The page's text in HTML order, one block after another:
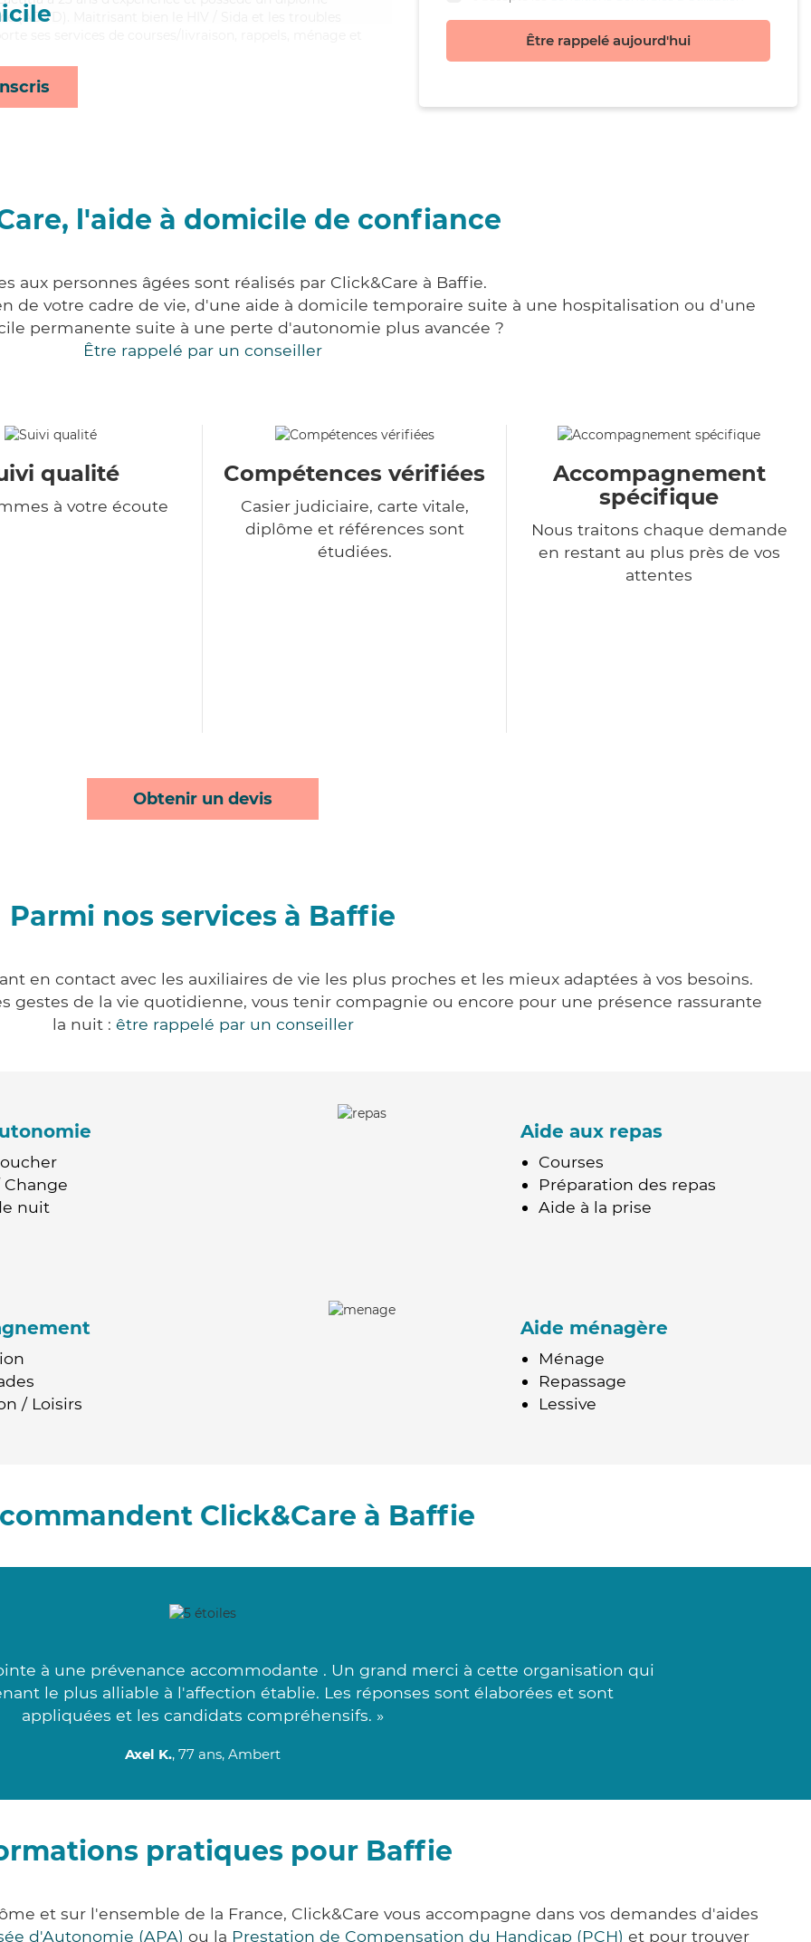
(ADVD). Maitrisant bien le HIV / Sida et les troubles
Être rappelé aujourd'hui
l'aide à domicile de confiance
aux personnes âgées sont réalisés par Click&Care à Baffie.
de votre cadre de vie, d'une aide à domicile temporaire suite à une hospitalisation ou d'une
permanente suite à une perte d'autonomie plus avancée ?
Être rappelé par un conseiller
qualité
à votre écoute
Compétences vérifiées
Casier judiciaire, carte vitale,
diplôme et références sont
étudiées.
Accompagnement
spécifique
Nous traitons chaque demande
en restant au plus près de vos
attentes
Obtenir un devis
Parmi nos services à Baffie
en contact avec les auxiliaires de vie les plus proches et les mieux adaptées à vos besoins.
gestes de la vie quotidienne, vous tenir compagnie ou encore pour une présence rassurante
la nuit : être rappelé par un conseiller
nuit
Aide aux repas
Courses
Préparation des repas
Aide à la prise
/ Loisirs
Aide ménagère
Ménage
Repassage
Lessive
Click&Care à Baffie
à une prévenance accommodante . Un grand merci à cette organisation qui
le plus alliable à l'affection établie. Les réponses sont élaborées et sont
appliquées et les candidats compréhensifs. »
Axel K., 77 ans, Ambert
pratiques pour Baffie
et sur l'ensemble de la France, Click&Care vous accompagne dans vos demandes d'aides
d'Autonomie (APA) ou la Prestation de Compensation du Handicap (PCH) et pour trouver